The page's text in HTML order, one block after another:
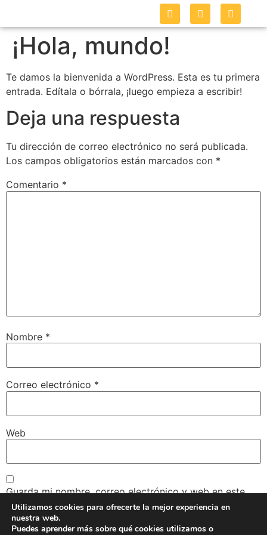
¡Hola, mundo!
Te damos la bienvenida a WordPress. Esta es tu primera
entrada. Edítala o bórrala, ¡luego empieza a escribir!
Deja una respuesta
Tu dirección de correo electrónico no será publicada.
Los campos obligatorios están marcados con *
Comentario *
Nombre *
Correo electrónico *
Web
Guarda mi nombre, correo electrónico y web en este
navegador para la próxima vez que comente.
Utilizamos cookies para ofrecerte la mejor experiencia en
nuestra web.
Puedes aprender más sobre qué cookies utilizamos o